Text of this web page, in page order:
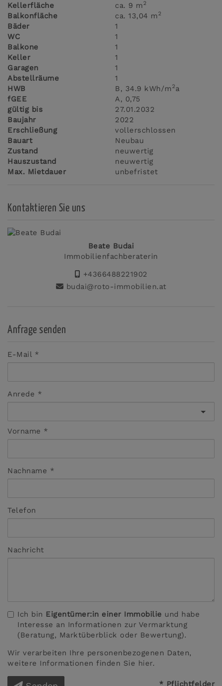
Kellerfläche ca. 9 m 2
Balkonfläche ca. 13,04 m 2
Bäder
1
WC
1
Balkone
1
Keller
1
Garagen
1
Abstellräume
1
HWB
B, 34.9 kWh/m 2a
fGEE
A, 0,75
gültig bis
27.01.2032
Baujahr
2022
Erschließung
vollerschlossen
Bauart
Neubau
Zustand
neuwertig
Hauszustand
neuwertig
Max. Mietdauer
unbefristet
Kontaktieren Sie uns
Beate Budai
Immobilienfachberaterin
+4366488221902
budai@roto-immobilien.at
Anfrage senden
E-Mail
Anrede
Vorname
Nachname
Telefon
Nachricht
Ich bin Eigentümer:in einer Immobilie und habe
Interesse an Informationen zur Vermarktung
(Beratung, Marktüberblick oder Bewertung).
Wir verarbeiten Ihre personenbezogenen Daten,
weitere Informationen finden Sie hier.
* Pflichtfelder